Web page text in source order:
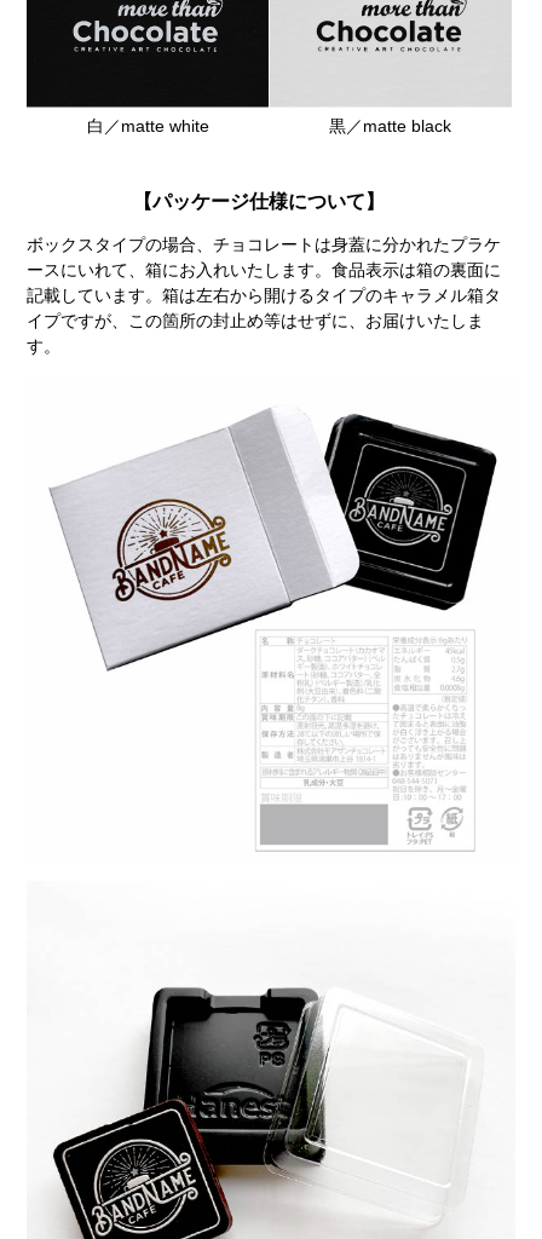
白／matte white 黒／matte black
【パッケージ仕様について】
ボックスタイプの場合、チョコレートは身蓋に分かれたプラケ
ースにいれて、箱にお入れいたします。食品表示は箱の裏面に
記載しています。箱は左右から開けるタイプのキャラメル箱タ
イプですが、この箇所の封止め等はせずに、お届けいたしま
す。